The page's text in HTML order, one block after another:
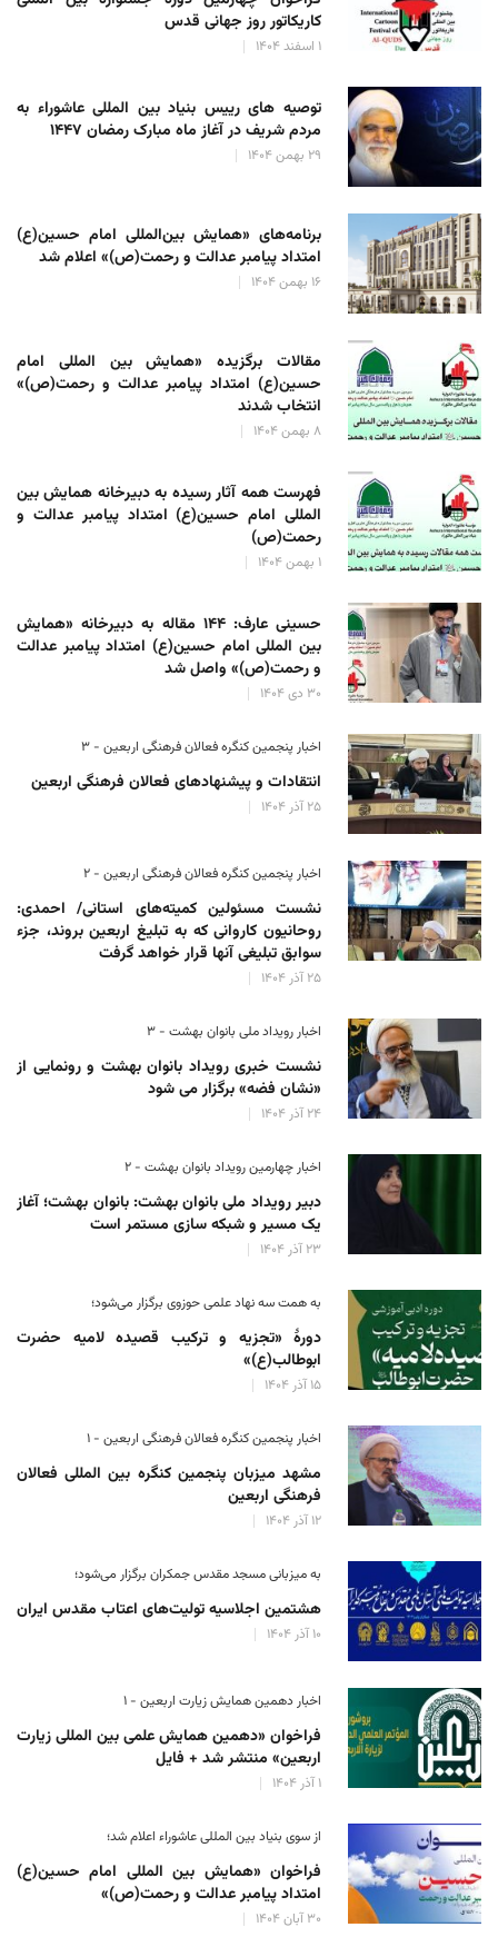
کاریکاتور روز جهانی قدس
۱ اسفند ۱۴۰۴
توصیه های رییس بنیاد بین المللی عاشوراء به
مردم شریف در آغاز ماه مبارک رمضان ۱۴۴۷
۲۹ بهمن ۱۴۰۴
برنامه‌های «همایش بین‌المللی امام حسین(ع)
امتداد پیامبر عدالت و رحمت(ص)» اعلام شد
۱۶ بهمن ۱۴۰۴
مقالات برگزیده «همایش بین المللی امام
حسین(ع) امتداد پیامبر عدالت و رحمت(ص)»
انتخاب شدند
۸ بهمن ۱۴۰۴
فهرست همه آثار رسیده به دبیرخانه همایش بین
المللی امام حسین(ع) امتداد پیامبر عدالت و
رحمت(ص)
۱ بهمن ۱۴۰۴
حسینی عارف: ۱۴۴ مقاله به دبیرخانه «همایش
بین المللی امام حسین(ع) امتداد پیامبر عدالت
و رحمت(ص)» واصل شد
۳۰ دی ۱۴۰۴
اخبار پنجمین کنگره فعالان فرهنگی اربعین - ۳
انتقادات و پیشنهادهای فعالان فرهنگی اربعین
۲۵ آذر ۱۴۰۴
اخبار پنجمین کنگره فعالان فرهنگی اربعین - ۲
نشست مسئولین کمیته‌های استانی/ احمدی:
روحانیون کاروانی که به تبلیغ اربعین بروند، جزء
سوابق تبلیغی آنها قرار خواهد گرفت
۲۵ آذر ۱۴۰۴
اخبار رویداد ملی بانوان بهشت - ۳
نشست خبری رویداد بانوان بهشت و رونمایی از
«نشان فضه» برگزار می شود
۲۴ آذر ۱۴۰۴
اخبار چهارمین رویداد بانوان بهشت - ۲
دبیر رویداد ملی بانوان بهشت: بانوان بهشت؛ آغاز
یک مسیر و شبکه سازی مستمر است
۲۳ آذر ۱۴۰۴
به همت سه نهاد علمی حوزوی برگزار می‌شود؛
دورهٔ «تجزیه و ترکیب قصیده لامیه حضرت
ابوطالب(ع)»
۱۵ آذر ۱۴۰۴
اخبار پنجمین کنگره فعالان فرهنگی اربعین - ۱
مشهد میزبان پنجمین کنگره بین المللی فعالان
فرهنگی اربعین
۱۲ آذر ۱۴۰۴
به میزبانی مسجد مقدس جمکران برگزار می‌شود؛
هشتمین اجلاسیه تولیت‌های اعتاب مقدس ایران
۱۰ آذر ۱۴۰۴
اخبار دهمین همایش زیارت اربعین - ۱
فراخوان «دهمین همایش علمی بین المللی زیارت
اربعین» منتشر شد + فایل
۱ آذر ۱۴۰۴
از سوی بنیاد بین المللی عاشوراء اعلام شد؛
فراخوان «همایش بین المللی امام حسین(ع)
امتداد پیامبر عدالت و رحمت(ص)»
۳۰ آبان ۱۴۰۴